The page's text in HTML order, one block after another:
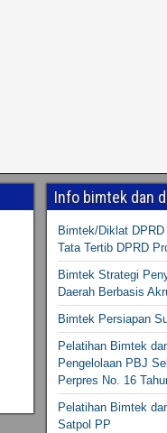
Info bimtek dan
Bimtek/Diklat
Tata Tertib DPRD
Bimtek Strategi
Daerah Berbasis
Bimtek Persiapan
Pelatihan Bimtek
Pengelolaan PBJ
Perpres No. 16
Pelatihan Bimtek
Satpol PP